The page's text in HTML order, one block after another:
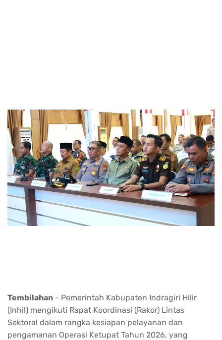
Tembilahan - Pemerintah Kabupaten Indragiri Hilir
(Inhil) mengikuti Rapat Koordinasi (Rakor) Lintas
Sektoral dalam rangka kesiapan pelayanan dan
pengamanan Operasi Ketupat Tahun 2026, yang